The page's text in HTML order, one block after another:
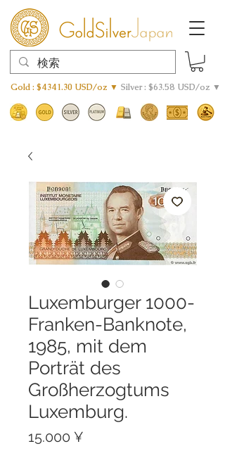
Gold : $4341.30 USD/oz ▼ Silver : $63.58 USD/oz ▼
Luxemburger 1000-
Franken-Banknote,
1985, mit dem
Porträt des
Großherzogtums
Luxemburg.
15.000 ¥